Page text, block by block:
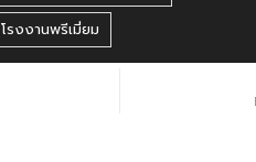
โรงงานพรีเมี่ยม